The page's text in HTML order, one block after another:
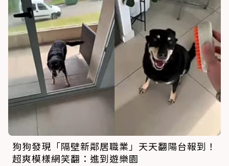
狗狗發現「隔壁新鄰居職業」天天翻陽台報到！
超爽模樣網笑翻：進到遊樂園